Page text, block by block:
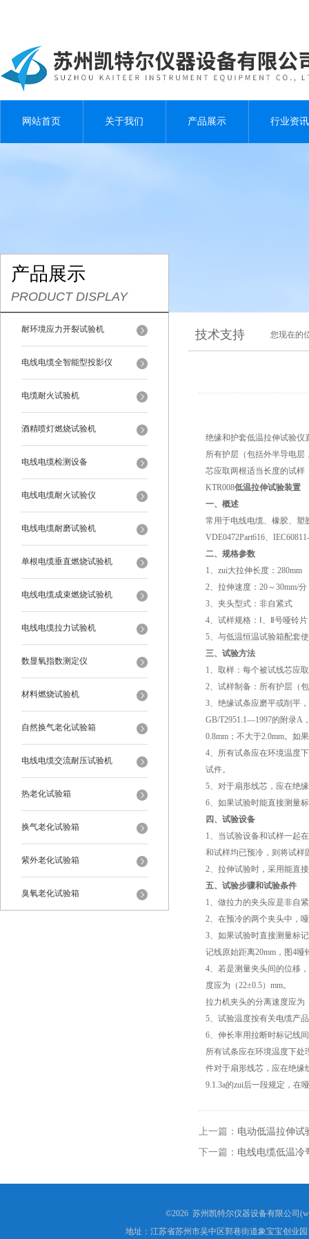
网站首页 关于我们 产品展示 行业资讯
产品展示
PRODUCT DISPLAY
耐环境应力开裂试验机
电线电缆全智能型投影仪
电缆耐火试验机
酒精喷灯燃烧试验机
电线电缆检测设备
电线电缆耐火试验仪
电线电缆耐磨试验机
单根电缆垂直燃烧试验机
电线电缆成束燃烧试验机
电线电缆拉力试验机
数显氧指数测定仪
材料燃烧试验机
自然换气老化试验箱
电线电缆交流耐压试验机
热老化试验箱
换气老化试验箱
紫外老化试验箱
臭氧老化试验箱
技术支持 您现在的
绝缘和护套低温拉伸试验仪
所有护层（包括外半导电
芯应取两根适当长度的试样
KTR008低温拉伸试验装置
一、概述
常用于电线电缆、橡胶、塑
VDE0472Part616、
二、规格参数
1、zui大拉伸长度：280mm
2、拉伸速度：20～30mm/分
3、夹头型式：非自紧式
4、试样规格：Ⅰ、Ⅱ号哑铃片
5、与低温恒温试验箱配套
三、试验方法
1、取样：每个被试线芯应
2、试样制备：所有护层（
3、绝缘试条应磨平或削平
GB/T2951.1—1997的附录A
0.8mm；不大于2.0mm。如
4、所有试条应在环境温度
试件。
5、对于扇形线芯，应在绝
6、如果试验时能直接测量
四、试验设备
1、当试验设备和试样一起
和试样均已预冷，则将试样
2、拉伸试验时，采用能直
五、试验步骤和试验条件
1、做拉力的夹头应是非自
2、在预冷的两个夹头中，
3、如果试验时直接测量标
记线原始距离20mm，图4
4、若是测量夹头间的位移
度应为（22±0.5）mm。
拉力机夹头的分离速度应为
5、试验温度按有关电缆产
6、伸长率用拉断时标记线
所有试条应在环境温度下处
件对于扇形线芯，应在绝缘
9.1.3a的zui后一段规定，在
上一篇： 电动低温拉伸试
下一篇： 电线电缆低温冷
©2026 苏州凯特尔仪器设备有限公司
地址：江苏省苏州市吴中区郭巷街道象宝宝创业